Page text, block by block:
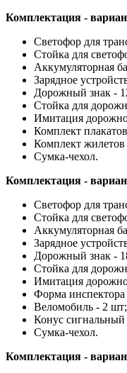
Комплектация -
Светофор для
Стойка для
Аккумуляторная
Зарядное
Дорожный знак -
Стойка для
Имитация
Комплект
Комплект
Сумка-чехол.
Комплектация -
Светофор для
Стойка для
Аккумуляторная
Зарядное
Дорожный знак -
Стойка для
Имитация
Форма
Веломобиль - 2 шт;
Конус
Сумка-чехол.
Комплектация -